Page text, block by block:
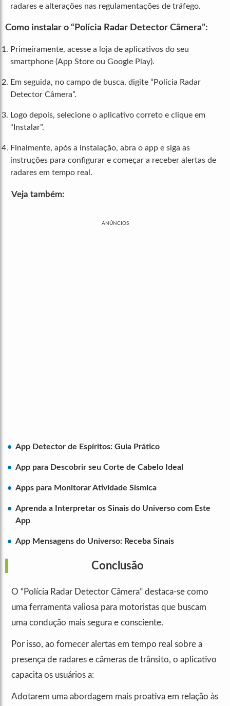
radares e alterações nas regulamentações de tráfego.
Como instalar o “Polícia Radar Detector Câmera”:
Primeiramente, acesse a loja de aplicativos do seu
smartphone (App Store ou Google Play).
Em seguida, no campo de busca, digite “Polícia Radar
Detector Câmera”.
Logo depois, selecione o aplicativo correto e clique em
“Instalar”.
Finalmente, após a instalação, abra o app e siga as
instruções para configurar e começar a receber alertas de
radares em tempo real.
Veja também:
ANÚNCIOS
App Detector de Espíritos: Guia Prático
App para Descobrir seu Corte de Cabelo Ideal
Apps para Monitorar Atividade Sísmica
Aprenda a Interpretar os Sinais do Universo com Este
App
App Mensagens do Universo: Receba Sinais
Conclusão
O “Polícia Radar Detector Câmera” destaca-se como
uma ferramenta valiosa para motoristas que buscam
uma condução mais segura e consciente.
Por isso, ao fornecer alertas em tempo real sobre a
presença de radares e câmeras de trânsito, o aplicativo
capacita os usuários a:
Adotarem uma abordagem mais proativa em relação às